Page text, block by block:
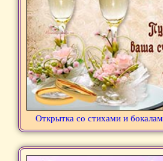
Открытка со стихами и